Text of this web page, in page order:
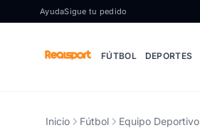
Ir al contenido
AyudaSigue tu pedido
FÚTBOL DEPORTES
Inicio Fútbol Equipo Deportivo